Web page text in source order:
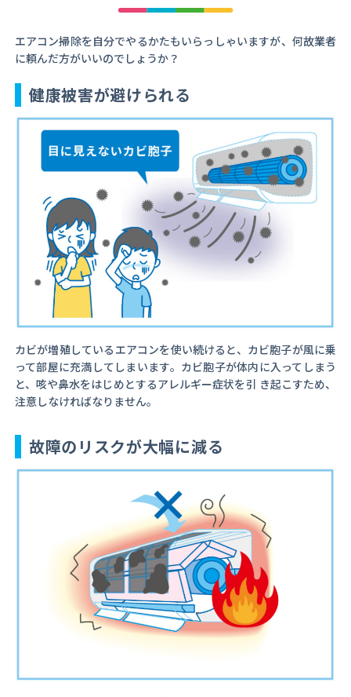
エアコン掃除を自分でやるかたもいらっしゃいますが、何故業者
に頼んだ方がいいのでしょうか？
健康被害が避けられる
カビが増殖しているエアコンを使い続けると、カビ胞子が風に乗
って部屋に充満してしまいます。カビ胞子が体内に入ってしまう
と、咳や鼻水をはじめとするアレルギー症状を引 き起こすため、
注意しなければなりません。
故障のリスクが大幅に減る